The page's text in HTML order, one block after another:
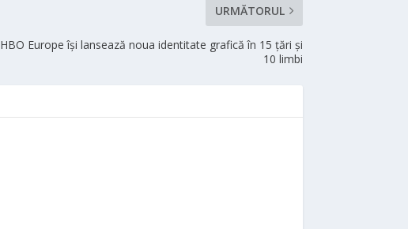
URMĂTORUL
HBO Europe își lansează noua identitate grafică în 15 țări și
10 limbi